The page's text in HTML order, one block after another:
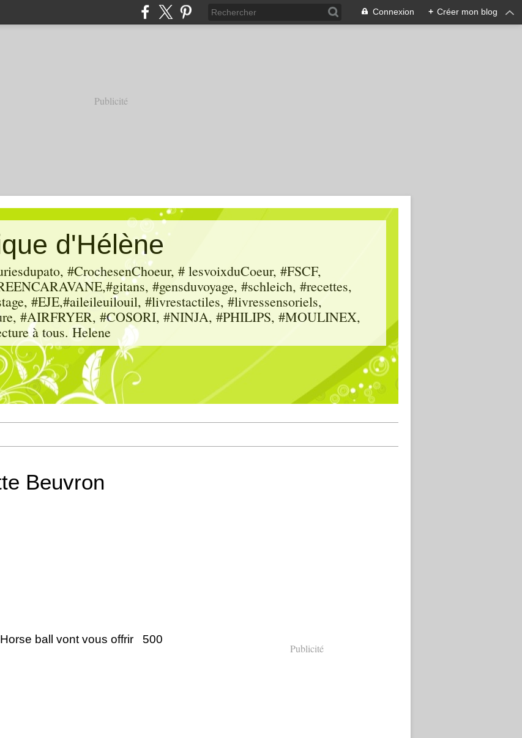
Connexion + Créer mon blog
Publicité
d'Hélène
#CrochesenChoeur, # lesvoixduCoeur, #FSCF,
#gensduvoyage, #schleich, #recettes,
#EJE,#aileileuilouil, #livrestactiles, #livressensoriels,
#AIRFRYER, #COSORI, #NINJA, #PHILIPS, #MOULINEX,
à tous. Helene
Beuvron
ball vont vous offrir 500
Publicité